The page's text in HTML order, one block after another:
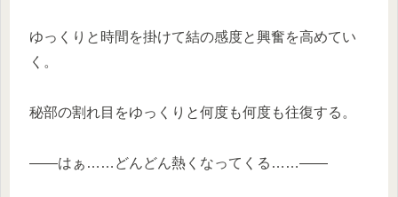
ゆっくりと時間を掛けて結の感度と興奮を高めてい
く。
秘部の割れ目をゆっくりと何度も何度も往復する。
——はぁ……どんどん熱くなってくる……——